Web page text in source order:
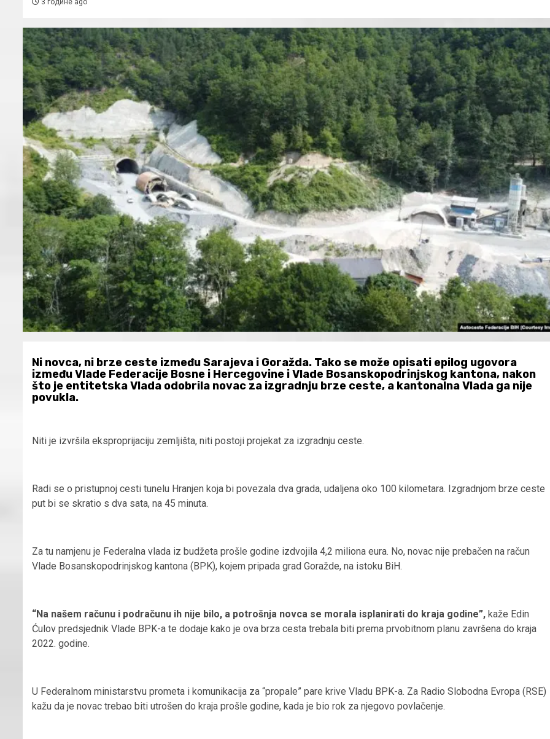
3 године ago
Ni novca, ni brze ceste između Sarajeva i Goražda. Tako se može opisati epilog ugovora
između Vlade Federacije Bosne i Hercegovine i Vlade Bosanskopodrinjskog kantona, nakon
što je entitetska Vlada odobrila novac za izgradnju brze ceste, a kantonalna Vlada ga nije
povukla.
Niti je izvršila eksproprijaciju zemljišta, niti postoji projekat za izgradnju ceste.
Radi se o pristupnoj cesti tunelu Hranjen koja bi povezala dva grada, udaljena oko 100 kilometara. Izgradnjom brze ceste
put bi se skratio s dva sata, na 45 minuta.
Za tu namjenu je Federalna vlada iz budžeta prošle godine izdvojila 4,2 miliona eura. No, novac nije prebačen na račun
Vlade Bosanskopodrinjskog kantona (BPK), kojem pripada grad Goražde, na istoku BiH.
“Na našem računu i podračunu ih nije bilo, a potrošnja novca se morala isplanirati do kraja godine”, kaže Edin
Ćulov predsjednik Vlade BPK-a te dodaje kako je ova brza cesta trebala biti prema prvobitnom planu završena do kraja
2022. godine.
U Federalnom ministarstvu prometa i komunikacija za “propale” pare krive Vladu BPK-a. Za Radio Slobodna Evropa (RSE)
kažu da je novac trebao biti utrošen do kraja prošle godine, kada je bio rok za njegovo povlačenje.